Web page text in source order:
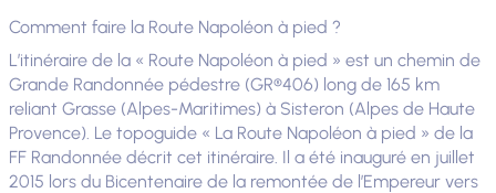
Comment faire la Route Napoléon à pied ?
L’itinéraire de la « Route Napoléon à pied » est un chemin de
Grande Randonnée pédestre (GR®406) long de 165 km
reliant Grasse (Alpes-Maritimes) à Sisteron (Alpes de Haute
Provence). Le topoguide « La Route Napoléon à pied » de la
FF Randonnée décrit cet itinéraire. Il a été inauguré en juillet
2015 lors du Bicentenaire de la remontée de l’Empereur vers